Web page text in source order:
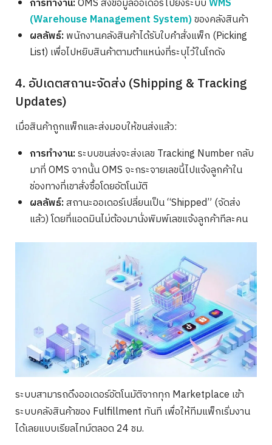
(Warehouse Management System)ของคลังสินค้า
ผลลัพธ์:พนักงานคลังสินค้าได้รับใบคำสั่งแพ็ก (Picking
List) เพื่อไปหยิบสินค้าตามตำแหน่งที่ระบุไว้ในโกดัง
4. อัปเดตสถานะจัดส่ง (Shipping & Tracking
Updates)
เมื่อสินค้าถูกแพ็กและส่งมอบให้ขนส่งแล้ว:
การทำงาน:ระบบขนส่งจะส่งเลข Tracking Number กลับ
มาที่ OMS จากนั้น OMS จะกระจายเลขนี้ไปแจ้งลูกค้าใน
ช่องทางที่เขาสั่งซื้อโดยอัตโนมัติ
ผลลัพธ์:สถานะออเดอร์เปลี่ยนเป็น “Shipped” (จัดส่ง
แล้ว) โดยที่แอดมินไม่ต้องมานั่งพิมพ์เลขแจ้งลูกค้าทีละคน
ระบบสามารถดึงออเดอร์อัตโนมัติจากทุก Marketplace เข้า
ระบบคลังสินค้าของ Fulfillment ทันที เพื่อให้ทีมแพ็กเริ่มงาน
ได้เลยแบบเรียลไทม์ตลอด 24 ชม.